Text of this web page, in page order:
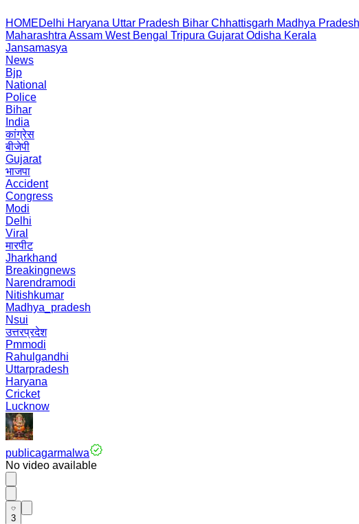
HOMEDelhi Haryana Uttar Pradesh Bihar Chhattisgarh Madhya Pradesh
Maharashtra Assam West Bengal Tripura Gujarat Odisha Kerala
Jansamasya
News
Bjp
National
Police
Bihar
India
कांग्रेस
बीजेपी
Gujarat
भाजपा
Accident
Congress
Modi
Delhi
Viral
मारपीट
Jharkhand
Breakingnews
Narendramodi
Nitishkumar
Madhya_pradesh
Nsui
उत्तरप्रदेश
Pmmodi
Rahulgandhi
Uttarpradesh
Haryana
Cricket
Lucknow
publicagarmalwa
No video available
3